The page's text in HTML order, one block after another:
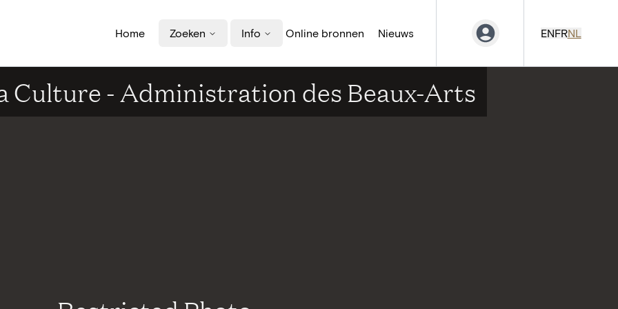
Home Zoeken Info Online bronnen Nieuws ENFRNL
Culture - Administration des Beaux-Arts